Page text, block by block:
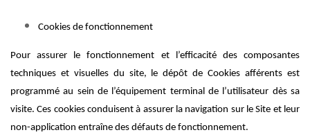
Cookies de fonctionnement
Pour assurer le fonctionnement et l’efficacité des composantes
techniques et visuelles du site, le dépôt de Cookies afférents est
programmé au sein de l’équipement terminal de l’utilisateur dès sa
visite. Ces cookies conduisent à assurer la navigation sur le Site et leur
non-application entraîne des défauts de fonctionnement.